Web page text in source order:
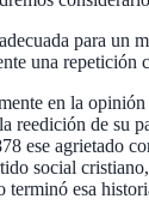
para
una repetición
en la
de su
ese agrietado
social
terminó esa